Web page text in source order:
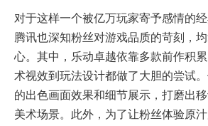
对于这样一个被亿万玩家寄予感情的
腾讯也深知粉丝对游戏品质的苛刻，
心。其中，乐动卓越依靠多款前作积
术视效到玩法设计都做了大胆的尝试
的出色画面效果和细节展示，打磨出
美术场景。此外，为了让粉丝体验原